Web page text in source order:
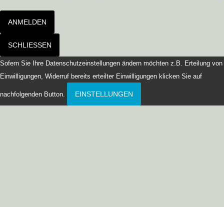
ANMELDEN
SCHLIESSEN
Sofern Sie Ihre Datenschutzeinstellungen ändern möchten z.B. Erteilung von
Einwilligungen, Widerruf bereits erteilter Einwilligungen klicken Sie auf
nachfolgenden Button. EINSTELLUNGEN